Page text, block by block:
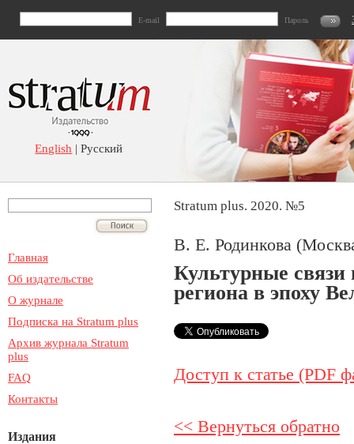
E-mail Пароль
English | Русский
Главная
Об издательстве
О журнале
Подписка на Stratum plus
Архив журнала Stratum
plus
FAQ
Контакты
Издания
Stratum plus. 2020. №5
В. Е. Родинкова
Культурные связи
региона в эпоху
Доступ к статье (PDF
<< Вернуться обратно